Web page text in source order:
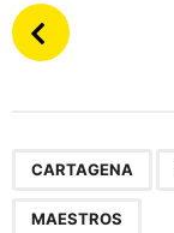
P
o
CARTAGENA
MAESTROS